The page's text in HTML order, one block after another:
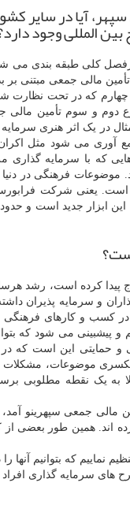
آیا در سایر
المللی وجود
تأمین مالی جمعی در دنیا
مالی جمعی مبتنی
چهارم که در تحت
دوم و سوم تأمین مالی
در یک اثر هنری
آوری می شود مثل
که با سرمایه گذاری
موضوعات فرهنگی در
است. یعنی شرکت
این ابزار جدید است و
کرده است، رشد
و سرمایه پذیران
کسب و کارهای فرهنگی
و پیشبینی می شود که
و حمایتی این است
موضوعات، مشکلات و
به یک نقطه مطلوبی
مالی جمعی سپهرینو
اند. همین طور بعضی
نماییم که بتوانیم
های سرمایه گذاری